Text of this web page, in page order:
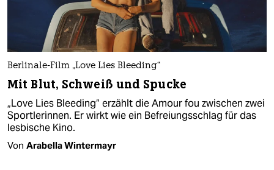
Berlinale-Film „Love Lies Bleeding“
Mit Blut, Schweiß und Spucke
„Love Lies Bleeding“ erzählt die Amour fou zwischen zwei
Sportlerinnen. Er wirkt wie ein Befreiungsschlag für das
lesbische Kino.
Von Arabella Wintermayr